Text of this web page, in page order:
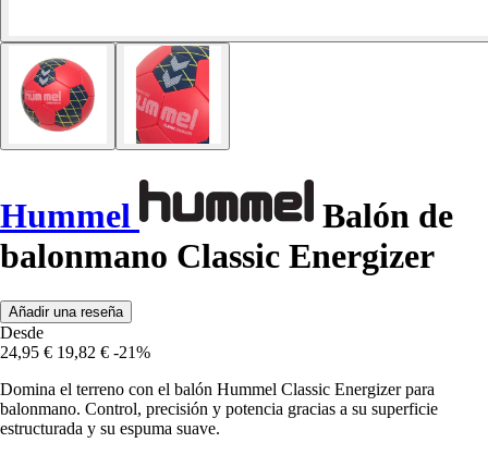
Hummel
Balón de
balonmano Classic Energizer
Añadir una reseña
Desde
24,95 € 19,82 € -21%
Domina el terreno con el balón Hummel Classic Energizer para
balonmano. Control, precisión y potencia gracias a su superficie
estructurada y su espuma suave.